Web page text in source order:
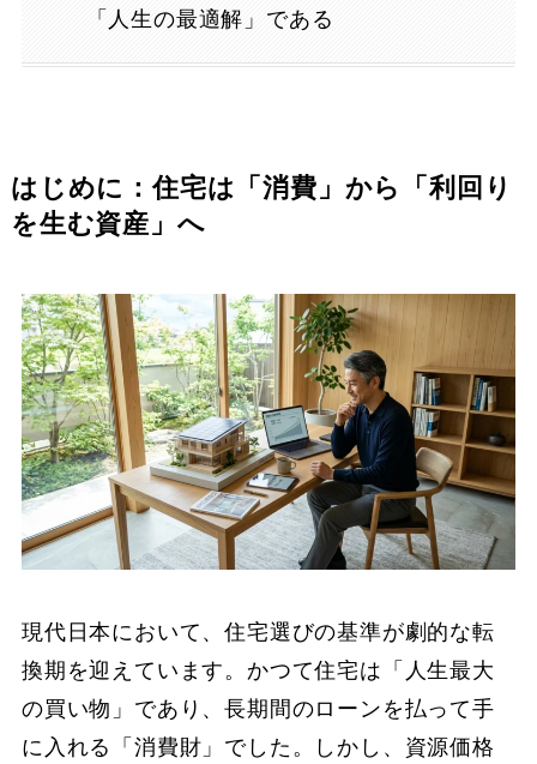
「人生の最適解」である
はじめに：住宅は「消費」から「利回り
を生む資産」へ
現代日本において、住宅選びの基準が劇的な転
換期を迎えています。かつて住宅は「人生最大
の買い物」であり、長期間のローンを払って手
に入れる「消費財」でした。しかし、資源価格